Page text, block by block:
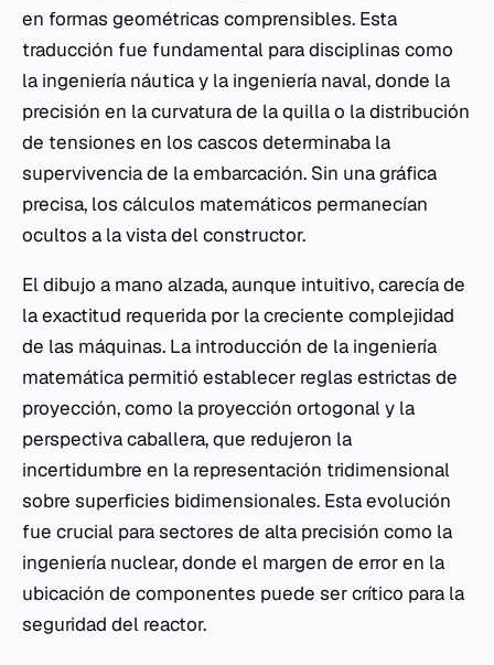
en formas geométricas comprensibles. Esta
traducción fue fundamental para disciplinas como
la ingeniería náutica y la ingeniería naval, donde la
precisión en la curvatura de la quilla o la distribución
de tensiones en los cascos determinaba la
supervivencia de la embarcación. Sin una gráfica
precisa, los cálculos matemáticos permanecían
ocultos a la vista del constructor.
El dibujo a mano alzada, aunque intuitivo, carecía de
la exactitud requerida por la creciente complejidad
de las máquinas. La introducción de la ingeniería
matemática permitió establecer reglas estrictas de
proyección, como la proyección ortogonal y la
perspectiva caballera, que redujeron la
incertidumbre en la representación tridimensional
sobre superficies bidimensionales. Esta evolución
fue crucial para sectores de alta precisión como la
ingeniería nuclear, donde el margen de error en la
ubicación de componentes puede ser crítico para la
seguridad del reactor.